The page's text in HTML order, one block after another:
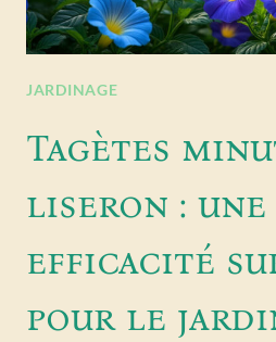
JARDINAGE
Tagètes
liseron : une
efficacité
pour le